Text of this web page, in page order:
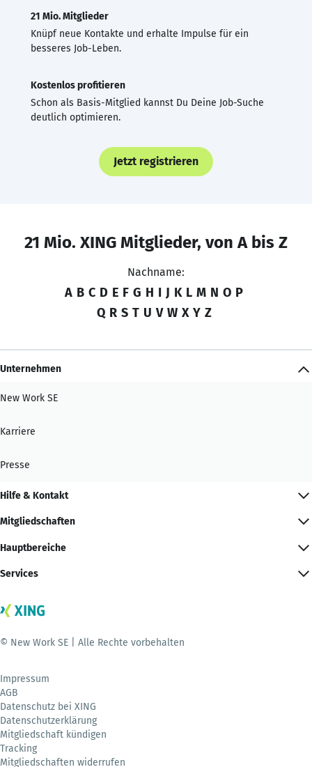
21 Mio. Mitglieder
Knüpf neue Kontakte und erhalte Impulse für ein
besseres Job-Leben.
Kostenlos profitieren
Schon als Basis-Mitglied kannst Du Deine Job-Suche
deutlich optimieren.
Jetzt registrieren
21 Mio. XING Mitglieder, von A bis Z
Nachname:
A B C D E F G H I J K L M N O P
Q R S T U V W X Y Z
Unternehmen
New Work SE
Karriere
Presse
Hilfe & Kontakt
Mitgliedschaften
Hauptbereiche
Services
© New Work SE | Alle Rechte vorbehalten
Impressum
AGB
Datenschutz bei XING
Datenschutzerklärung
Mitgliedschaft kündigen
Tracking
Mitgliedschaften widerrufen